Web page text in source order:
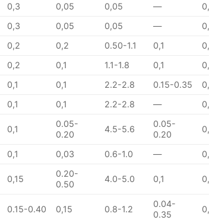
0,3 0,05 0,05 —
0,3 0,05 0,05 —
0,2 0,2 0.50-1.1 0,1
0,2 0,1 1.1-1.8 0,1
0,1 0,1 2.2-2.8 0.15-0.35
0,1 0,1 2.2-2.8 —
0,1
0.05-
0.20
4.5-5.6
0.05-
0.20
0,1 0,03 0.6-1.0 —
0,15
0.20-
0.50
4.0-5.0 0,1
0.15-0.40 0,15 0.8-1.2
0.04-
0.35